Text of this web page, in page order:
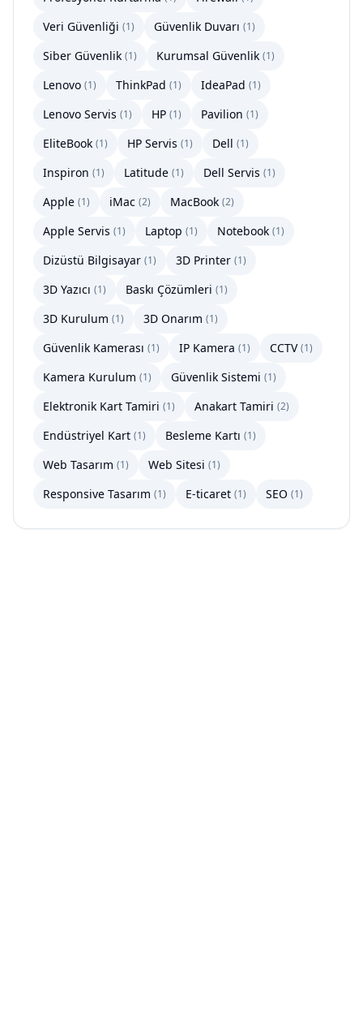
Veri Güvenliği (1) Güvenlik Duvarı (1)
Siber Güvenlik (1) Kurumsal Güvenlik (1)
Lenovo (1) ThinkPad (1) IdeaPad (1)
Lenovo Servis (1) HP (1) Pavilion (1)
EliteBook (1) HP Servis (1) Dell (1)
Inspiron (1) Latitude (1) Dell Servis (1)
Apple (1) iMac (2) MacBook (2)
Apple Servis (1) Laptop (1) Notebook (1)
Dizüstü Bilgisayar (1) 3D Printer (1)
3D Yazıcı (1) Baskı Çözümleri (1)
3D Kurulum (1) 3D Onarım (1)
Güvenlik Kamerası (1) IP Kamera (1) CCTV (1)
Kamera Kurulum (1) Güvenlik Sistemi (1)
Elektronik Kart Tamiri (1) Anakart Tamiri (2)
Endüstriyel Kart (1) Besleme Kartı (1)
Web Tasarım (1) Web Sitesi (1)
Responsive Tasarım (1) E-ticaret (1) SEO (1)